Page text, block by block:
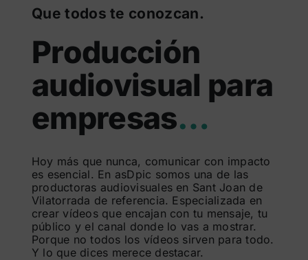
Portfolio
Nosotros
Buscar:
Que todos te conozcan.
Producción
audiovisual para
empresas…
Hoy más que nunca, comunicar con impacto
es esencial. En asDpic somos una de las
productoras audiovisuales en Sant Joan de
Vilatorrada de referencia. Especializada en
crear vídeos que encajan con tu mensaje, tu
público y el canal donde lo vas a mostrar.
Porque no todos los vídeos sirven para todo.
Y lo que dices merece destacar.